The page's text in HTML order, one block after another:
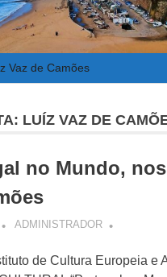
Vaz de Camões
LUÍZ VAZ DE
no Mundo,
ADMINISTRADOR
de Cultura Europeia e